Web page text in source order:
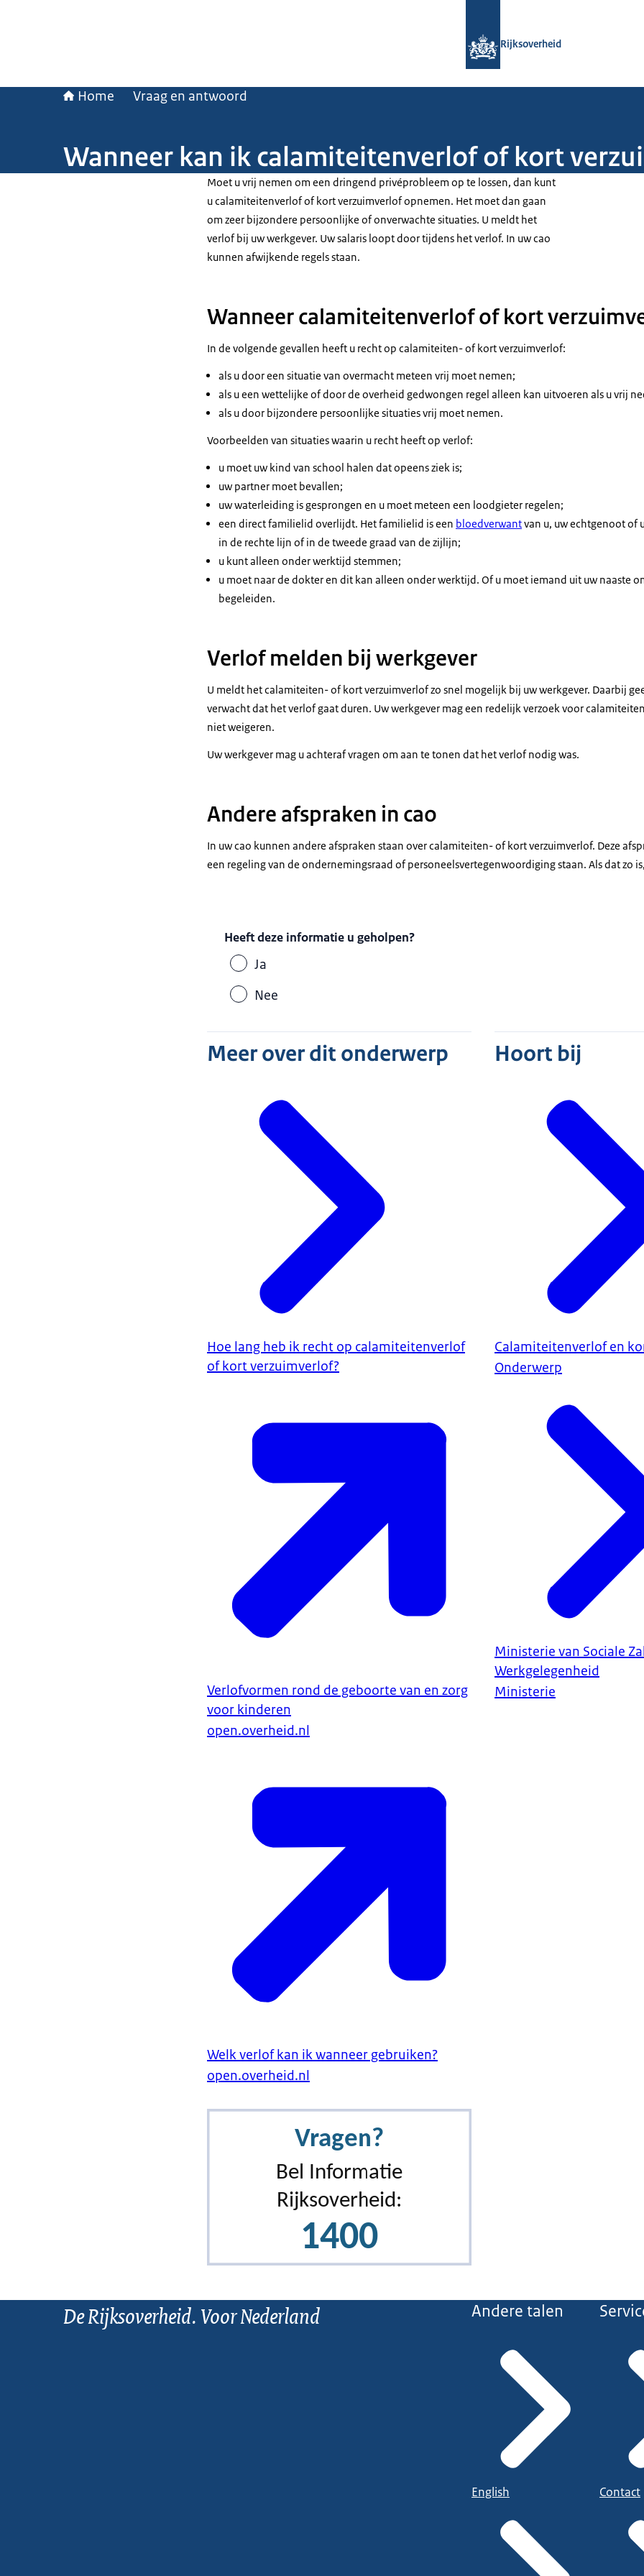
Rijksoverheid
Home Vraag en antwoord
Wanneer kan ik calamiteitenverlof of kort
Moet u vrij nemen om een dringend privéprobleem op te lossen, dan kunt
u calamiteitenverlof of kort verzuimverlof opnemen. Het moet dan gaan
om zeer bijzondere persoonlijke of onverwachte situaties. U meldt het
verlof bij uw werkgever. Uw salaris loopt door tijdens het verlof. In uw cao
kunnen afwijkende regels staan.
Wanneer calamiteitenverlof of kort
In de volgende gevallen heeft u recht op calamiteiten- of kort verzuimverlof:
als u door een situatie van overmacht meteen vrij moet nemen;
als u een wettelijke of door de overheid gedwongen regel alleen kan uitvoeren als u vrij
als u door bijzondere persoonlijke situaties vrij moet nemen.
Voorbeelden van situaties waarin u recht heeft op verlof:
u moet uw kind van school halen dat opeens ziek is;
uw partner moet bevallen;
uw waterleiding is gesprongen en u moet meteen een loodgieter regelen;
een direct familielid overlijdt. Het familielid is een bloedverwantvan u, uw echtgenoot of
in de rechte lijn of in de tweede graad van de zijlijn;
u kunt alleen onder werktijd stemmen;
u moet naar de dokter en dit kan alleen onder werktijd. Of u moet iemand uit uw naaste
begeleiden.
Verlof melden bij werkgever
U meldt het calamiteiten- of kort verzuimverlof zo snel mogelijk bij uw werkgever. Daarbij
verwacht dat het verlof gaat duren. Uw werkgever mag een redelijk verzoek voor
niet weigeren.
Uw werkgever mag u achteraf vragen om aan te tonen dat het verlof nodig was.
Andere afspraken in cao
In uw cao kunnen andere afspraken staan over calamiteiten- of kort verzuimverlof. Deze
een regeling van de ondernemingsraad of personeelsvertegenwoordiging staan. Als dat zo
Heeft deze informatie u geholpen?
Ja
Nee
Meer over dit onderwerp
Hoe lang heb ik recht op calamiteitenverlof
of kort verzuimverlof?
Verlofvormen rond de geboorte van en zorg
voor kinderen
open.overheid.nl
Welk verlof kan ik wanneer gebruiken?
open.overheid.nl
Hoort bij
Calamiteitenverlof en
Onderwerp
Ministerie van Sociale
Werkgelegenheid
Ministerie
De Rijksoverheid. Voor Nederland Andere talen
English Contact